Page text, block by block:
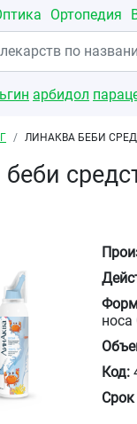
Ортопедия
арбидол
ЛИНАКВА БЕБИ
носа
Код:
Срок